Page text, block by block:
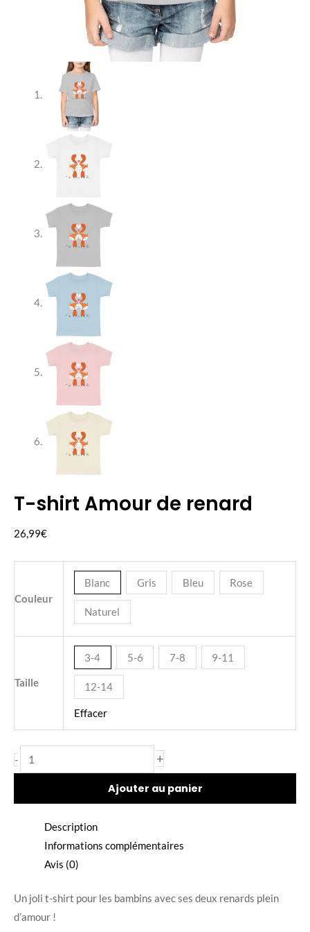
T-shirt Amour de renard
26,99€
Couleur
Blanc Gris Bleu Rose
Naturel
Taille
3-4 5-6 7-8 9-11
12-14
Effacer
-
quantité
T-
de
+
Ajouter au panier
Description
Informations complémentaires
Avis (0)
Un joli t-shirt pour les bambins avec ses deux renards plein
d’amour !